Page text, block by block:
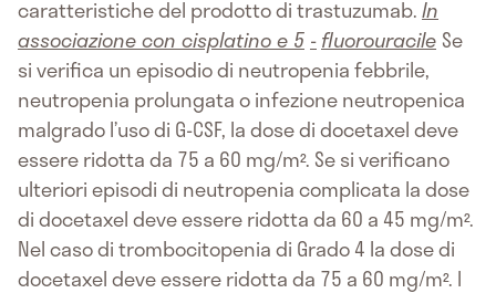
caratteristiche del prodotto di trastuzumab.In
associazione con cisplatino e 5 -fluorouracile Se
si verifica un episodio di neutropenia febbrile,
neutropenia prolungata o infezione neutropenica
malgrado l’uso di G-CSF, la dose di docetaxel deve
essere ridotta da 75 a 60 mg/m². Se si verificano
ulteriori episodi di neutropenia complicata la dose
di docetaxel deve essere ridotta da 60 a 45 mg/m².
Nel caso di trombocitopenia di Grado 4 la dose di
docetaxel deve essere ridotta da 75 a 60 mg/m². I